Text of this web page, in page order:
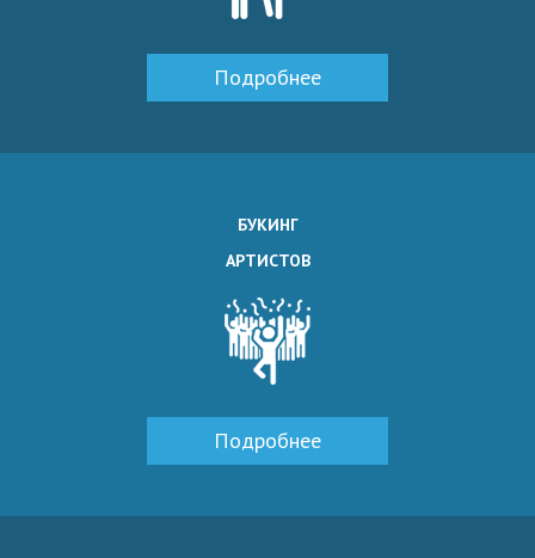
Подробнее
БУКИНГ
АРТИСТОВ
Подробнее